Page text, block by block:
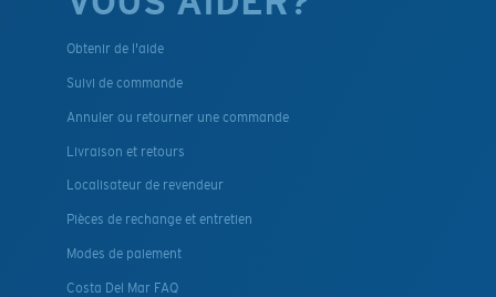
Obtenir de l'aide
Suivi de commande
Annuler ou retourner une commande
Livraison et retours
Localisateur de revendeur
Pièces de rechange et entretien
Modes de paiement
Costa Del Mar FAQ